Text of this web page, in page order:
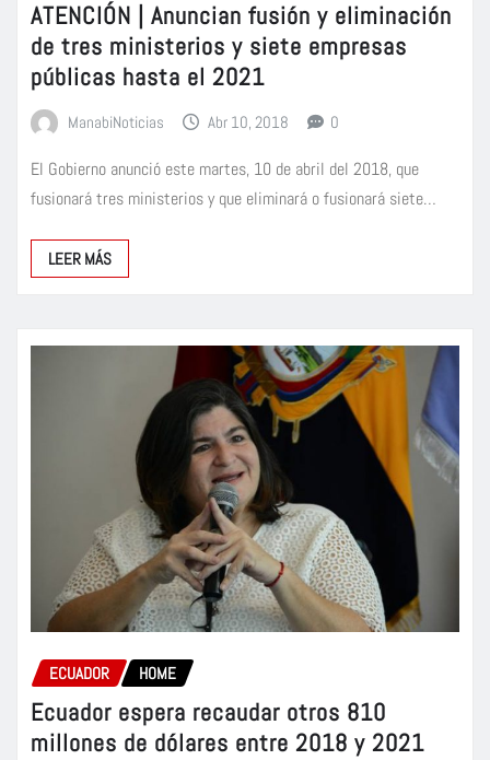
ATENCIÓN | Anuncian fusión y eliminación
de tres ministerios y siete empresas
públicas hasta el 2021
ManabiNoticias Abr 10, 2018 0
El Gobierno anunció este martes, 10 de abril del 2018, que
fusionará tres ministerios y que eliminará o fusionará siete…
LEER MÁS
ECUADOR HOME
Ecuador espera recaudar otros 810
millones de dólares entre 2018 y 2021